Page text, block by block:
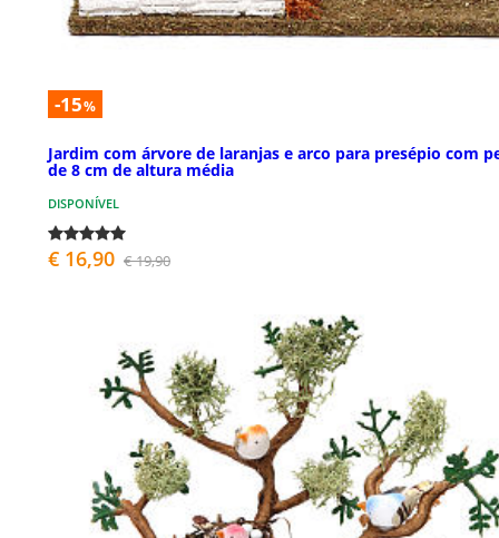
-15%
Jardim com árvore de laranjas e arco para presépio com
de 8 cm de altura média
DISPONÍVEL
€ 16,90 € 19,90